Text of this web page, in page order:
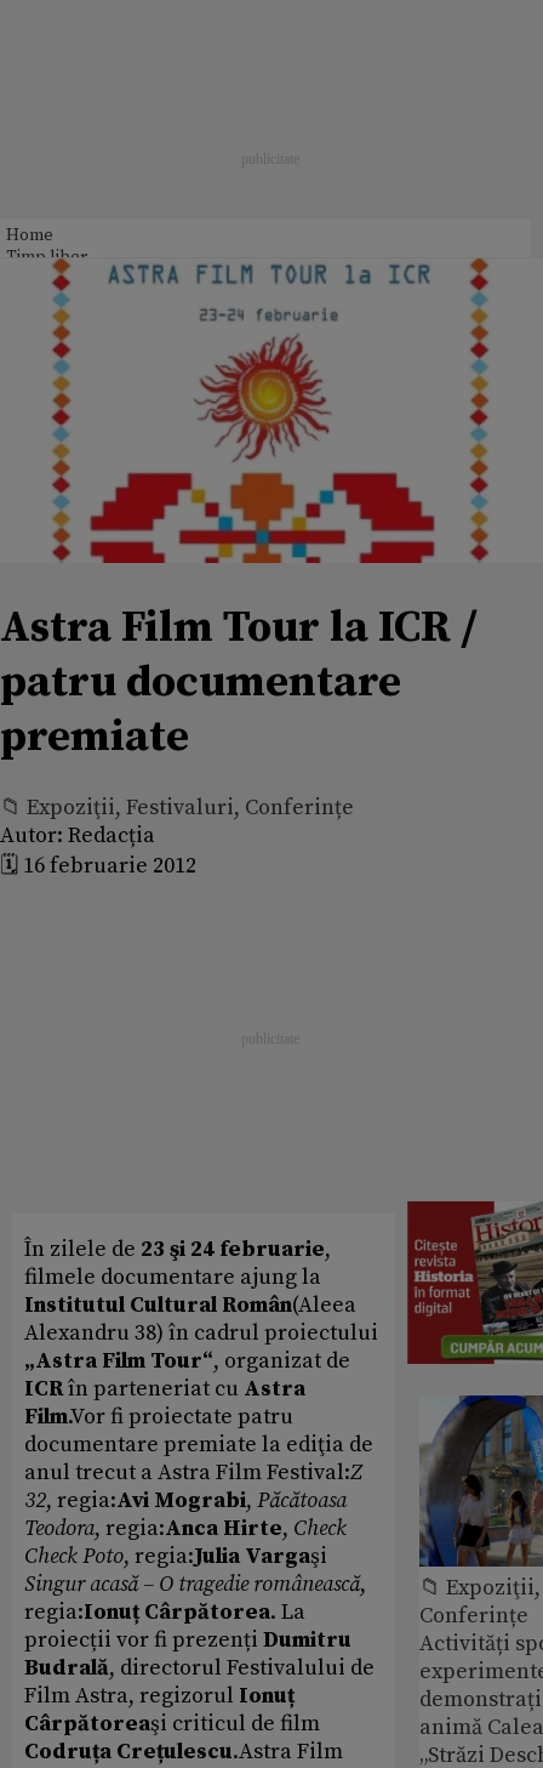
Home
Timp liber
Astra Film Tour la ICR /
patru documentare
premiate
📁 Expoziţii, Festivaluri, Conferințe
Autor: Redacția
🗓️ 16 februarie 2012
În zilele de 23 şi 24 februarie,
filmele documentare ajung la
Institutul Cultural Român(Aleea
Alexandru 38) în cadrul proiectului
„Astra Film Tour“, organizat de
ICRîn parteneriat cu Astra
Film.Vor fi proiectate patru
documentare premiate la ediţia de
anul trecut a Astra Film Festival:Z
32, regia:Avi Mograbi, Păcătoasa
Teodora, regia:Anca Hirte, Check
Check Poto, regia:Julia Vargaşi
Singur acasă – O tragedie românească,
regia:Ionuț Cârpătorea. La
proiecții vor fi prezenți Dumitru
Budrală, directorul Festivalului de
Film Astra, regizorul Ionuț
Cârpătoreaşi criticul de film
Codruța Crețulescu.Astra Film
📁
Conferințe
Activități
animă
„Străzi